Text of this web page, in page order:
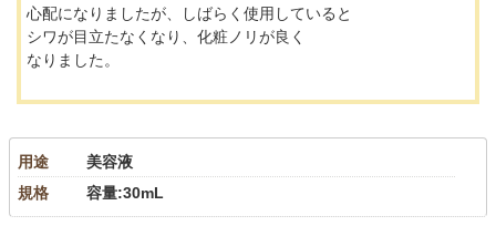
心配になりましたが、しばらく使用していると
シワが目立たなくなり、化粧ノリが良く
なりました。
用途
美容液
規格
容量:30mL